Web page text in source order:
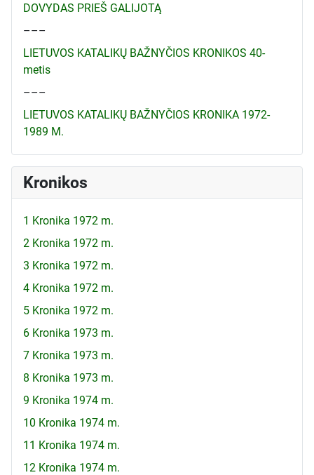
DOVYDAS PRIEŠ GALIJOTĄ
–––
LIETUVOS KATALIKŲ BAŽNYČIOS KRONIKOS 40-
metis
–––
LIETUVOS KATALIKŲ BAŽNYČIOS KRONIKA 1972-
1989 M.
Kronikos
1 Kronika 1972 m.
2 Kronika 1972 m.
3 Kronika 1972 m.
4 Kronika 1972 m.
5 Kronika 1972 m.
6 Kronika 1973 m.
7 Kronika 1973 m.
8 Kronika 1973 m.
9 Kronika 1974 m.
10 Kronika 1974 m.
11 Kronika 1974 m.
12 Kronika 1974 m.